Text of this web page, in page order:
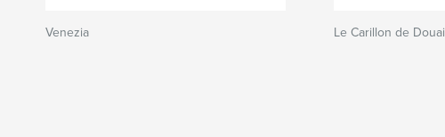
Venezia Le Carillon de Douai